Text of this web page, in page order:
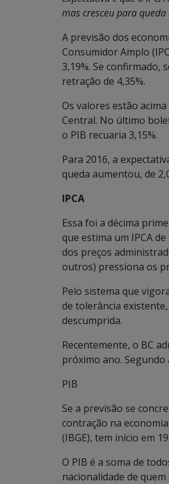
mas cresceu para queda
A previsão dos
Consumidor Amplo
3,19%. Se confirmado,
retração de 4,35%.
Os valores estão
Central. No último
o PIB recuaria 3,15%.
Para 2016, a
queda aumentou, de
IPCA
Essa foi a décima
que estima um IPCA
dos preços
outros) pressiona os
Pelo sistema que
de tolerância
descumprida.
Recentemente, o BC
próximo ano.
PIB
Se a previsão se
contração na
(IBGE), tem início em
O PIB é a soma de
nacionalidade de